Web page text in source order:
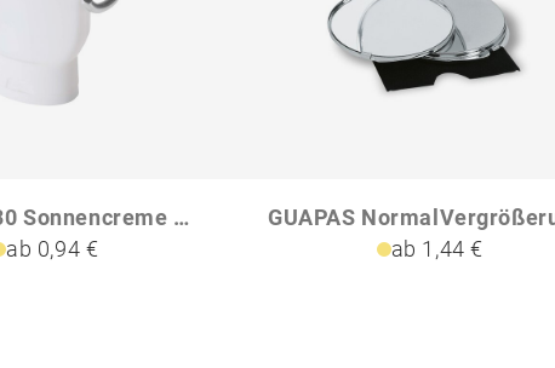
Rosie LSF 30 Sonnencreme mit Karabiner
ab 0,94 €
ab 1,44 €